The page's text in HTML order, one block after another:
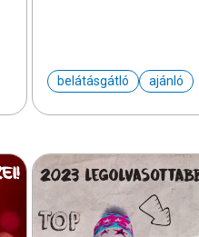
belátásgátló ajánló